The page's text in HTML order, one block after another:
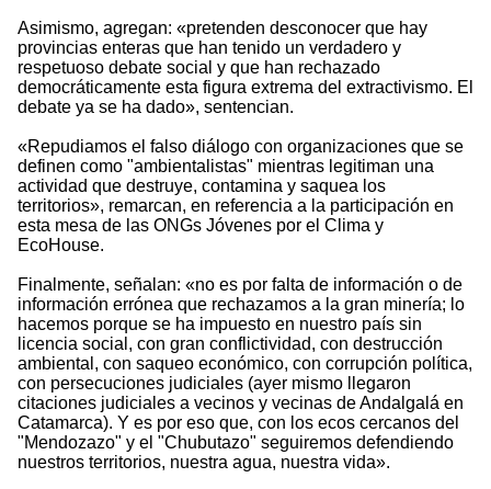
Asimismo, agregan: «pretenden desconocer que hay
provincias enteras que han tenido un verdadero y
respetuoso debate social y que han rechazado
democráticamente esta figura extrema del extractivismo. El
debate ya se ha dado», sentencian.
«Repudiamos el falso diálogo con organizaciones que se
definen como "ambientalistas" mientras legitiman una
actividad que destruye, contamina y saquea los
territorios», remarcan, en referencia a la participación en
esta mesa de las ONGs Jóvenes por el Clima y
EcoHouse.
Finalmente, señalan: «no es por falta de información o de
información errónea que rechazamos a la gran minería; lo
hacemos porque se ha impuesto en nuestro país sin
licencia social, con gran conflictividad, con destrucción
ambiental, con saqueo económico, con corrupción política,
con persecuciones judiciales (ayer mismo llegaron
citaciones judiciales a vecinos y vecinas de Andalgalá en
Catamarca). Y es por eso que, con los ecos cercanos del
"Mendozazo" y el "Chubutazo" seguiremos defendiendo
nuestros territorios, nuestra agua, nuestra vida».